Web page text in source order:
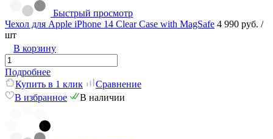
Быстрый просмотр
Чехол для Apple iPhone 14 Clear Case with MagSafe 4 990 руб. /
шт
В корзину
Подробнее
Купить в 1 клик
Сравнение
В избранное
В наличии